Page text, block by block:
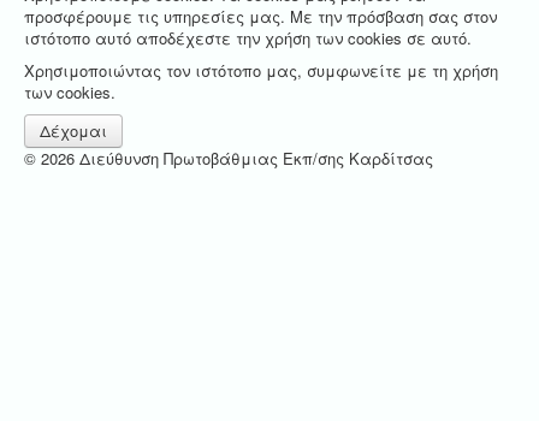
προσφέρουμε τις υπηρεσίες μας. Με την πρόσβαση σας στον
ιστότοπο αυτό αποδέχεστε την χρήση των cookies σε αυτό.
Χρησιμοποιώντας τον ιστότοπο μας, συμφωνείτε με τη χρήση
των cookies.
Δέχομαι
© 2026 Διεύθυνση Πρωτοβάθμιας Εκπ/σης Καρδίτσας